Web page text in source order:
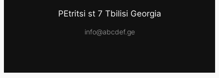
PEtritsi st 7 Tbilisi Georgia
info@abcdef.ge